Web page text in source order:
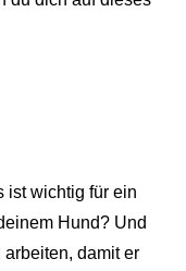
ist wichtig für ein
Hund? Und
damit er